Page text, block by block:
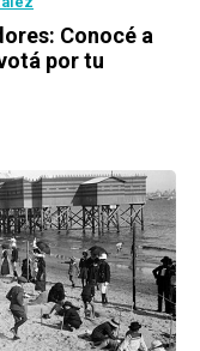
: Conocé a
por tu